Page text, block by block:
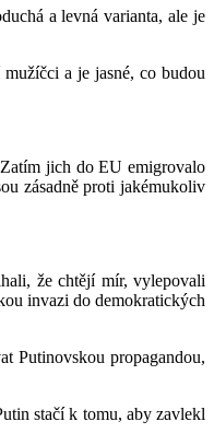
a levná varianta, ale je
a je jasné, co budou
jich do EU emigrovalo
zásadně proti jakémukoliv
že chtějí mír, vylepovali
invazi do demokratických
Putinovskou propagandou,
stačí k tomu, aby zavlekl